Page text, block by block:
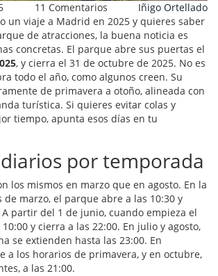
11 Comentarios
Iñigo Ortellado
un viaje a Madrid en 2025 y quieres saber
de atracciones, la buena noticia es
concretas. El parque abre sus puertas el
, y cierra el 31 de octubre de 2025. No es
todo el año, como algunos creen. Su
de primavera a otoño, alineada con
turística. Si quieres evitar colas y
tiempo, apunta esos días en tu
por temporada
los mismos en marzo que en agosto. En la
marzo, el parque abre a las 10:30 y
partir del 1 de junio, cuando empieza el
y cierra a las 22:00. En julio y agosto,
se extienden hasta las 23:00. En
a los horarios de primavera, y en octubre,
a las 21:00.